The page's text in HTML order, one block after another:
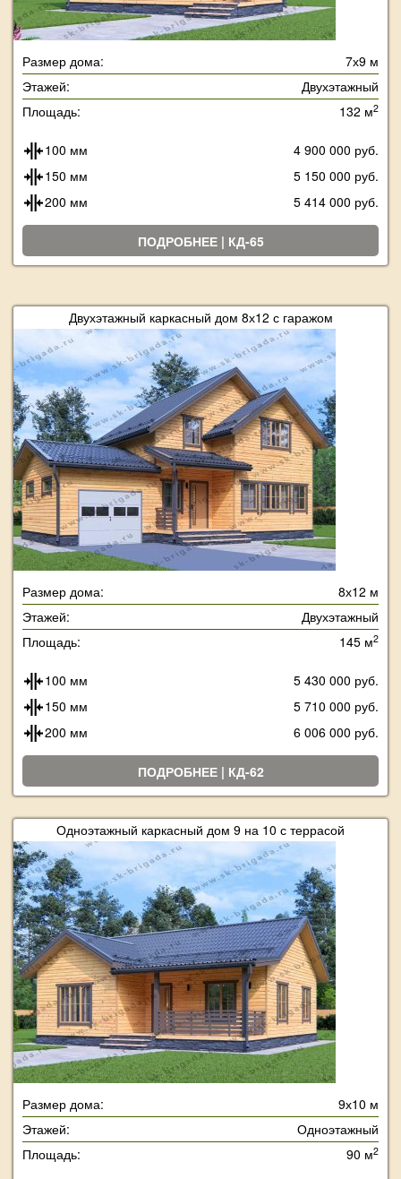
Размер дома:
7х9 м
Этажей:
Двухэтажный
Площадь:
132 м2
100 мм
4 900 000 руб.
150 мм
5 150 000 руб.
200 мм
5 414 000 руб.
ПОДРОБНЕЕ | КД-65
Двухэтажный каркасный дом 8х12 с гаражом
Размер дома:
8х12 м
Этажей:
Двухэтажный
Площадь:
145 м2
100 мм
5 430 000 руб.
150 мм
5 710 000 руб.
200 мм
6 006 000 руб.
ПОДРОБНЕЕ | КД-62
Одноэтажный каркасный дом 9 на 10 с террасой
Размер дома:
9х10 м
Этажей:
Одноэтажный
Площадь:
90 м2